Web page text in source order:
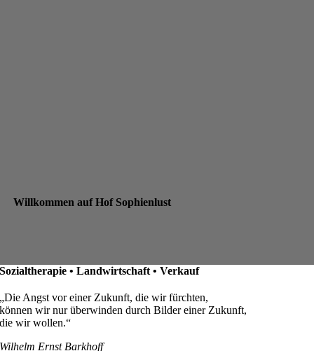
Willkommen auf Hof Sophienlust
Sozialtherapie • Landwirtschaft • Verkauf
„Die Angst vor einer Zukunft, die wir fürchten,
können wir nur überwinden durch Bilder einer Zukunft,
die wir wollen.“
Wilhelm Ernst Barkhoff